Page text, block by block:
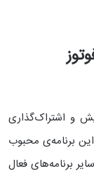
و اشتراک‌گذاری
برنامه‌ی محبوب
سایر برنامه‌های فعال